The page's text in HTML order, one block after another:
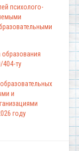
психолого-
образования
ту
и
году